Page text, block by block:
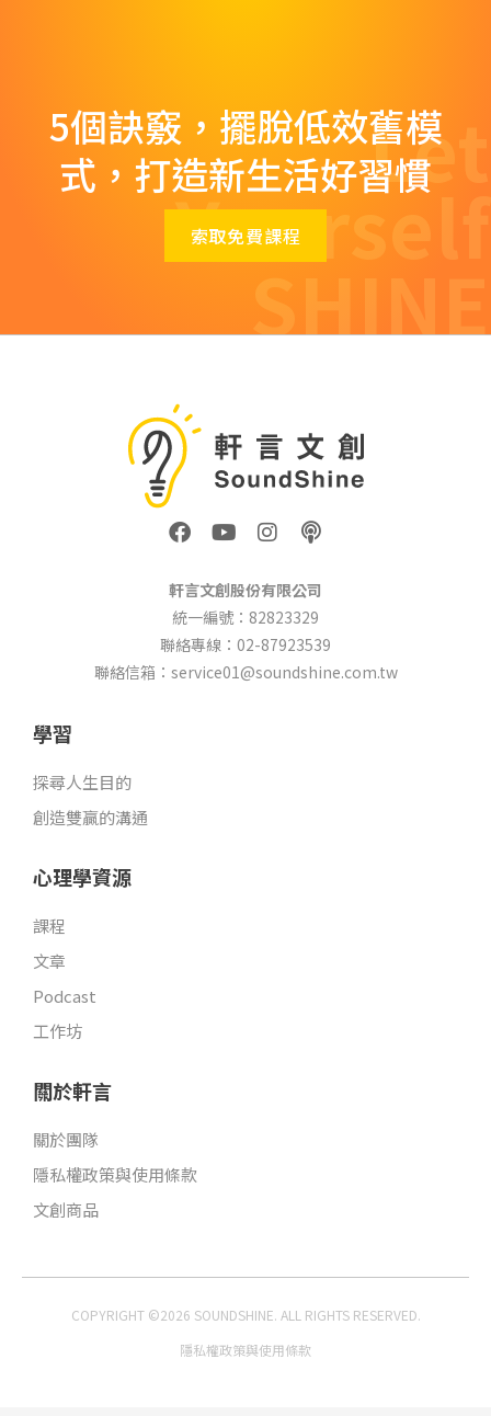
5個訣竅，擺脫低效舊模
式，打造新生活好習慣
索取免費課程
Let
Yourself
SHINE
F
a
e
b
o
o
k
Y
o
t
u
b
e
I
n
t
a
g
r
a
P
o
c
a
s
t
軒言文創股份有限公司
統一編號：82823329
聯絡專線：02-87923539
聯絡信箱：service01@soundshine.com.tw
學習
探尋人生目的
創造雙贏的溝通
心理學資源
課程
文章
Podcast
工作坊
關於軒言
關於團隊
隱私權政策與使用條款
文創商品
COPYRIGHT ©2026 SOUNDSHINE. ALL RIGHTS RESERVED.
隱私權政策與使用條款